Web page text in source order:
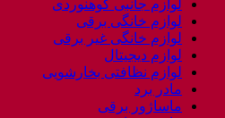
لوازم جانبی کوهنوردی
لوازم خانگی برقی
لوازم خانگی غیر برقی
لوازم دیجیتال
لوازم نظافتی بخارشویی
مادر برد
ماساژور برقی